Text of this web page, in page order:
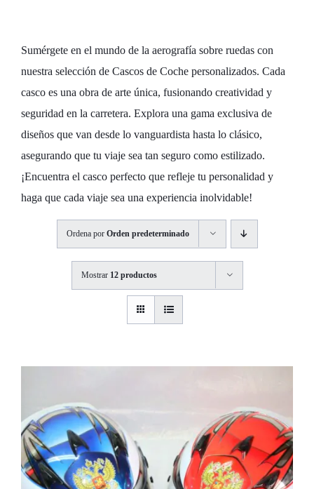
Sumérgete en el mundo de la aerografía sobre ruedas con
nuestra selección de Cascos de Coche personalizados. Cada
casco es una obra de arte única, fusionando creatividad y
seguridad en la carretera. Explora una gama exclusiva de
diseños que van desde lo vanguardista hasta lo clásico,
asegurando que tu viaje sea tan seguro como estilizado.
¡Encuentra el casco perfecto que refleje tu personalidad y
haga que cada viaje sea una experiencia inolvidable!
Ordena por Orden predeterminado
Mostrar 12 productos